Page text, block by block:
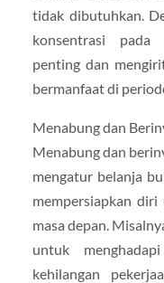
tidak dibutuhkan.
konsentrasi pada
penting dan
bermanfaat di
Menabung dan
Menabung dan
mengatur belanja
mempersiapkan
masa depan.
untuk
kehilangan